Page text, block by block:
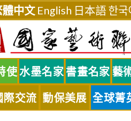
體中文 English 日本語한국
使水墨名家 書畫名家 藝
際交流 動保美展 全球菁